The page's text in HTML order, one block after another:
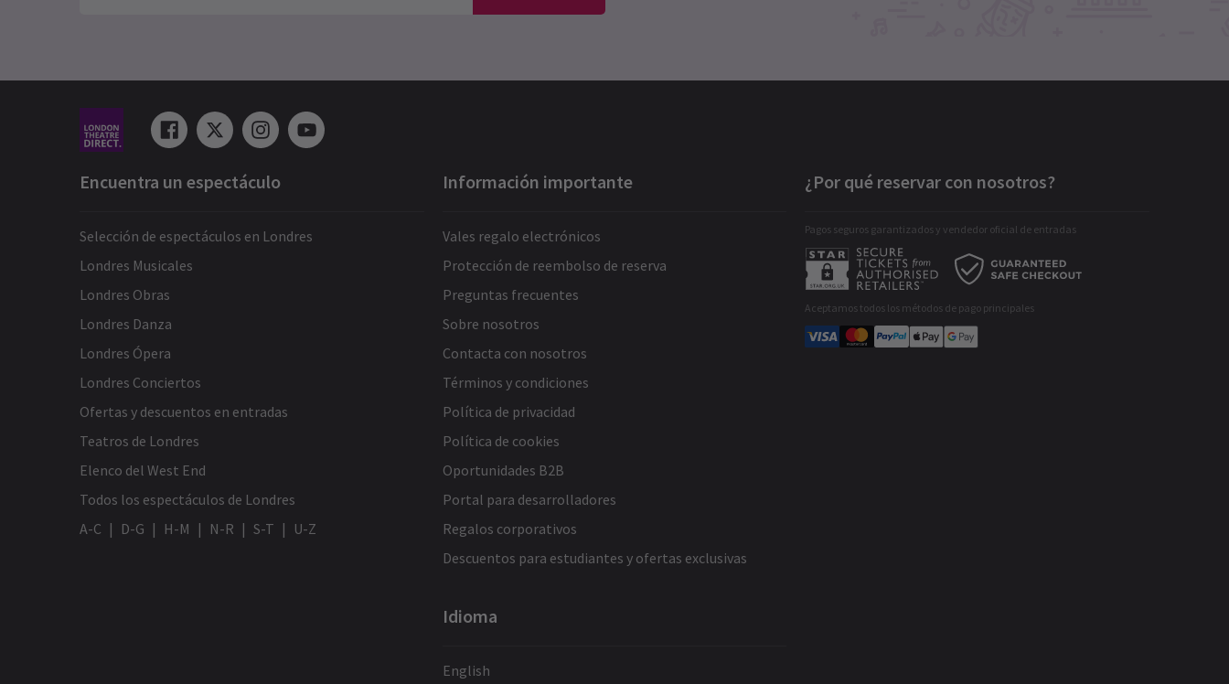
Encuentra un espectáculo
Selección de espectáculos en Londres
Londres Musicales
Londres Obras
Londres Danza
Londres Ópera
Londres Conciertos
Ofertas y descuentos en entradas
Teatros de Londres
Elenco del West End
Todos los espectáculos de Londres
A-C
D-G H-M N-R S-T U-Z
Información importante
Vales regalo electrónicos
Protección de reembolso de reserva
Preguntas frecuentes
Sobre nosotros
Contacta con nosotros
Términos y condiciones
Política de privacidad
Política de cookies
Oportunidades B2B
Portal para desarrolladores
Regalos corporativos
Descuentos para estudiantes y ofertas exclusivas
Idioma
English
¿Por qué reservar con nosotros?
Pagos seguros garantizados y vendedor oficial de entradas
Aceptamos todos los métodos de pago principales